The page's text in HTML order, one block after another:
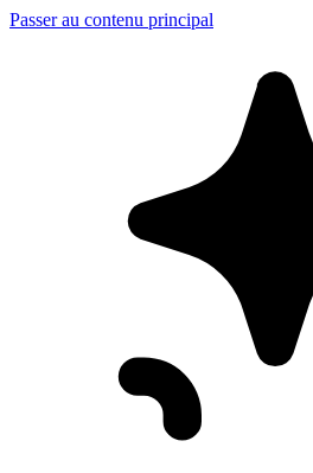
Passer au contenu principal